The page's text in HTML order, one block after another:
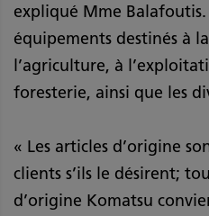
expliqué Mme
équipements destinés à
l’agriculture, à
foresterie, ainsi que les
« Les articles d’origine
clients s’ils le désirent;
d’origine Komatsu